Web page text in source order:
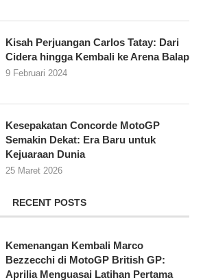
Kisah Perjuangan Carlos Tatay: Dari
Cidera hingga Kembali ke Arena Balap
9 Februari 2024
Kesepakatan Concorde MotoGP
Semakin Dekat: Era Baru untuk
Kejuaraan Dunia
25 Maret 2026
RECENT POSTS
Kemenangan Kembali Marco
Bezzecchi di MotoGP British GP:
Aprilia Menguasai Latihan Pertama